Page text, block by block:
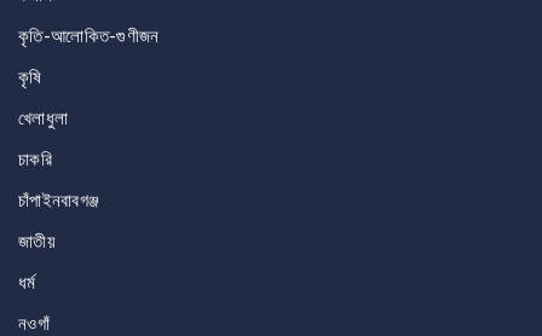
কৃতি-আলোকিত-গুণীজন
কৃষি
খেলাধুলা
চাকরি
চাঁপাইনবাবগঞ্জ
জাতীয়
ধর্ম
নওগাঁ